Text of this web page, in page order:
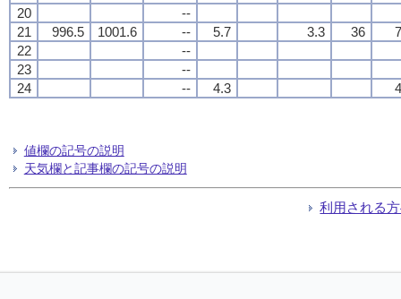
20
--
21
996.5 1001.6 -- 5.7 3.3 36
22
--
23
--
24
-- 4.3
値欄の記号の説明
天気欄と記事欄の記号の説明
利用される